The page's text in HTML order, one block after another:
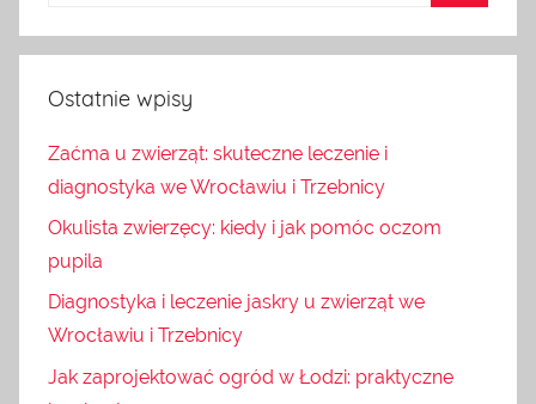
Ostatnie wpisy
Zaćma u zwierząt: skuteczne leczenie i
diagnostyka we Wrocławiu i Trzebnicy
Okulista zwierzęcy: kiedy i jak pomóc oczom
pupila
Diagnostyka i leczenie jaskry u zwierząt we
Wrocławiu i Trzebnicy
Jak zaprojektować ogród w Łodzi: praktyczne